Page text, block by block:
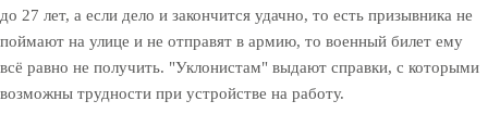
до 27 лет, а если дело и закончится удачно, то есть призывника не
поймают на улице и не отправят в армию, то военный билет ему
всё равно не получить. "Уклонистам" выдают справки, с которыми
возможны трудности при устройстве на работу.